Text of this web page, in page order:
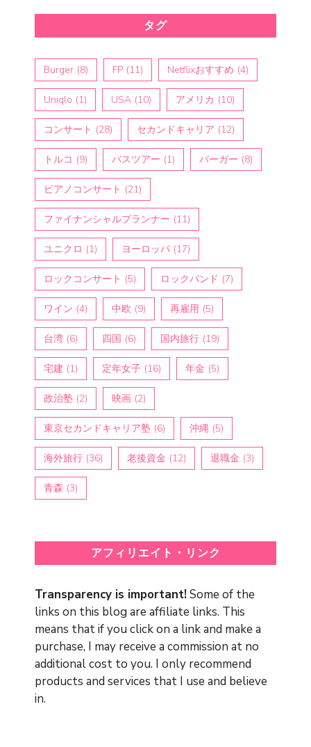
タグ
Burger (8) FP (11) Netflixおすすめ (4)
Uniqlo (1) USA (10) アメリカ (10)
コンサート (28) セカンドキャリア (12)
トルコ (9) バスツアー (1) バーガー (8)
ピアノコンサート (21)
ファイナンシャルプランナー (11)
ユニクロ (1) ヨーロッパ (17)
ロックコンサート (5) ロックバンド (7)
ワイン (4) 中欧 (9) 再雇用 (5)
台湾 (6) 四国 (6) 国内旅行 (19)
宅建 (1) 定年女子 (16) 年金 (5)
政治塾 (2) 映画 (2)
東京セカンドキャリア塾 (6) 沖縄 (5)
海外旅行 (36) 老後資金 (12) 退職金 (3)
青森 (3)
アフィリエイト・リンク
Transparency is important!Some of the
links on this blog are affiliate links. This
means that if you click on a link and make a
purchase, I may receive a commission at no
additional cost to you. I only recommend
products and services that I use and believe
in.